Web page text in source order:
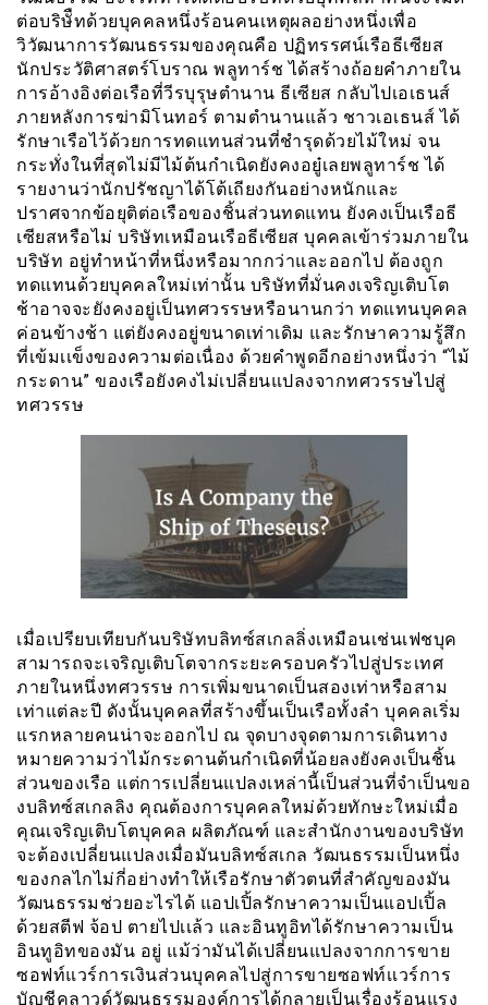
ต่อบริษัืทด้วยบุคคลหนึ่งร้อนคนเหตุผลอย่างหนึ่งเพื่อ
วิวัฒนาการวัฒนธรรมของคุณคือ ปฏิทรรศน์เรือธีเซียส
นักประวัติศาสตร์โบราณ พลูทาร์ช ได้สร้างถ้อยคำภายใน
การอ้างอิงต่อเรือที่วีรบุรุษตำนาน ธีเซียส กลับไปเอเธนส์
ภายหลังการฆ่ามิโนทอร์ ตามตำนานแล้ว ชาวเอเธนส์ ได้
รักษาเรือไว้ด้วยการทดแทนส่วนที่ชำรุดด้วยไม้ใหม่ จน
กระทั่งในที่สุดไม่มีไม้ต้นกำเนิดยังคงอยู๋เลยพลูทาร์ช ได้
รายงานว่านักปรัชญาได้โต้เถียงกันอย่างหนักและ
ปราศจากข้อยุติต่อเรือของชิ้นส่วนทดแทน ยังคงเป็นเรือธี
เซียสหรือไม่ บริษัทเหมือนเรือธีเซียส บุคคลเข้าร่วมภายใน
บริษัท อยู่ทำหน้าที่หนึ่งหรือมากกว่าและออกไป ต้องถูก
ทดแทนด้วยบุคคลใหม่เท่านั้น บริษัทที่มั่นคงเจริญเติบโต
ช้าอาจจะยังคงอยู่เป็นทศวรรษหรือนานกว่า ทดแทนบุคคล
ค่อนข้างช้า แต่ยังคงอยู่ขนาดเท่าเดิม และรักษาความรู้สึก
ที่เข้มเเข็งของความต่อเนื่อง ด้วยคำพูดอีกอย่างหนึ่งว่า “ไม้
กระดาน” ของเรือยังคงไม่เปลี่ยนแปลงจากทศวรรษไปสู่
ทศวรรษ
เมื่อเปรียบเทียบกันบริษัทบลิทซ์สเกลลิ่งเหมือนเช่นเฟชบุค
สามารถจะเจริญเติบโตจากระยะครอบครัวไปสู่ประเทศ
ภายในหนึ่งทศวรรษ การเพิ่มขนาดเป็นสองเท่าหรือสาม
เท่าแต่ละปี ดังนั้นบุคคลที่สร้างขึ้นเป็นเรือทั้งลำ บุคคลเริ่ม
แรกหลายคนน่าจะออกไป ณ จุดบางจุดตามการเดินทาง
หมายความว่าไม้กระดานต้นกำเนิดที่น้อยลงยังคงเป็นชิ้น
ส่วนของเรือ แต่การเปลี่ยนแปลงเหล่านี้เป็นส่วนที่จำเป็นขอ
งบลิทซ์สเกลลิง คุณต้องการบุคคลใหม่ด้วยทักษะใหม่เมื่อ
คุณเจริญเติบโตบุคคล ผลิตภัณฑ์ และสำนักงานของบริษัท
จะต้องเปลี่ยนแปลงเมื่อมันบลิทซ์สเกล วัฒนธรรมเป็นหนึ่ง
ของกลไกไม่กี่อย่างทำให้เรือรักษาตัวตนที่สำคัญของมัน
วัฒนธรรมช่วยอะไรได้ แอปเปิ้ลรักษาความเป็นแอปเปิ้ล
ด้วยสตีฟ จ้อป ตายไปเเล้ว และอินทูอิทได้รักษาความเป็น
อินทูอิทของมัน อยู่ แม้ว่ามันได้เปลี่ยนแปลงจากการขาย
ซอฟท์แวร์การเงินส่วนบุคคลไปสู่การขายซอฟท์เเวร์การ
บัญชีคลาวด์วัฒนธรรมองค์การได้กลายเป็นเรื่องร้อนแรง